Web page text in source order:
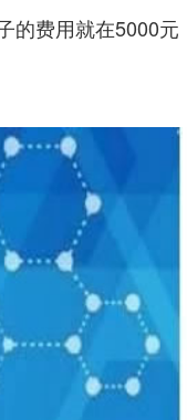
的费用就在5000元